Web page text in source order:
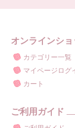
オンラインシ
カテゴリー一覧
マイページログ
カート
ご利用ガイド